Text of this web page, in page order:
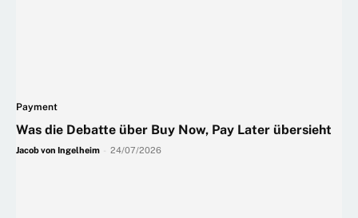
Payment
Was die Debatte über Buy Now, Pay Later übersieht
Jacob von Ingelheim 24/07/2026